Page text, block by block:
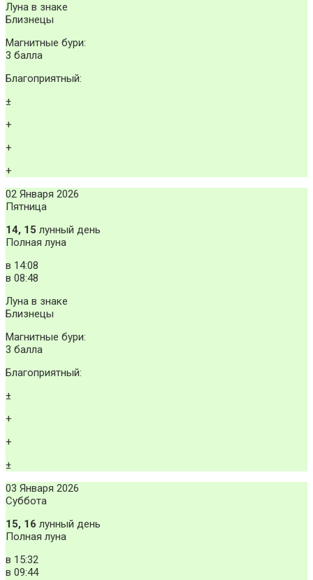
Луна в знаке
Близнецы
Магнитные бури:
3 балла
Благоприятный:
±
+
+
+
02 Января 2026
Пятница
14, 15 лунный день
Полная луна
в 14:08
в 08:48
Луна в знаке
Близнецы
Магнитные бури:
3 балла
Благоприятный:
±
+
+
±
03 Января 2026
Суббота
15, 16 лунный день
Полная луна
в 15:32
в 09:44